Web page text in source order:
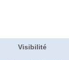
Visibilité